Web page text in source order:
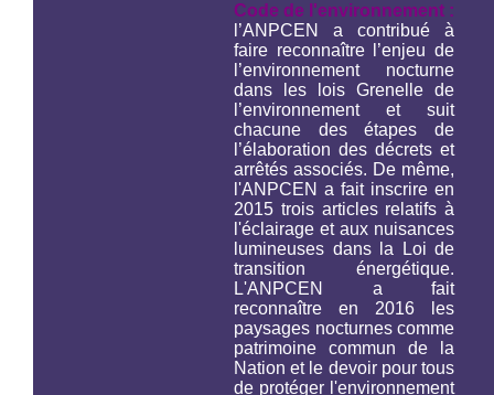
Code de l'environnement :
l’ANPCEN a contribué à
faire reconnaître l’enjeu de
l’environnement nocturne
dans les lois Grenelle de
l’environnement et suit
chacune des étapes de
l’élaboration des décrets et
arrêtés associés. De même,
l'ANPCEN a fait inscrire en
2015 trois articles relatifs à
l'éclairage et aux nuisances
lumineuses dans la Loi de
transition énergétique.
L'ANPCEN a fait
reconnaître en 2016 les
paysages nocturnes comme
patrimoine commun de la
Nation et le devoir pour tous
de protéger l'environnement